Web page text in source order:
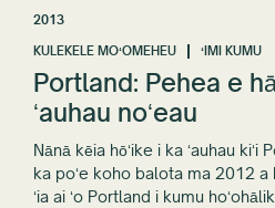
2013
KULEKELE MOʻOMEHEU
ʻIMI KUMU
Portland: Pehea e
ʻauhau noʻeau
Nānā kēia hōʻike i ka ʻauhau kiʻi
ka poʻe koho balota ma 2012 a
ʻia ai ʻo Portland i kumu